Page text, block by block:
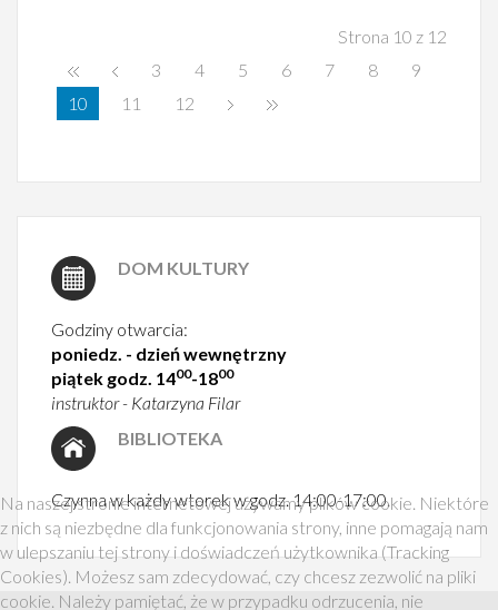
Strona 10 z 12
3
4 5 6 7 8
9
10
11 12
DOM KULTURY
Godziny otwarcia:
poniedz. - dzień wewnętrzny
piątek godz. 1400-1800
instruktor - Katarzyna Filar
BIBLIOTEKA
Czynna w każdy wtorek w godz. 14:00-17:00.
Na naszej stronie internetowej używamy plików cookie. Niektóre
z nich są niezbędne dla funkcjonowania strony, inne pomagają nam
w ulepszaniu tej strony i doświadczeń użytkownika (Tracking
Cookies). Możesz sam zdecydować, czy chcesz zezwolić na pliki
cookie. Należy pamiętać, że w przypadku odrzucenia, nie